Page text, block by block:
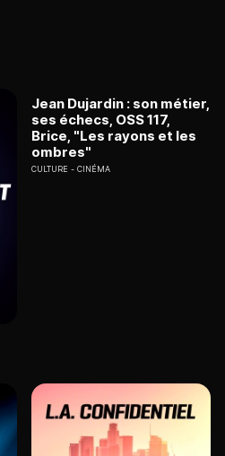
Jean Dujardin : son métier,
ses échecs, OSS 117,
Brice, "Les rayons et les
ombres"
CULTURE CINÉMA